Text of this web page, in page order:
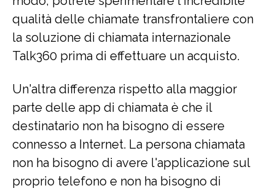
qualità delle chiamate transfrontaliere con
la soluzione di chiamata internazionale
Talk360 prima di effettuare un acquisto.
Un'altra differenza rispetto alla maggior
parte delle app di chiamata è che il
destinatario non ha bisogno di essere
connesso a Internet. La persona chiamata
non ha bisogno di avere l'applicazione sul
proprio telefono e non ha bisogno di